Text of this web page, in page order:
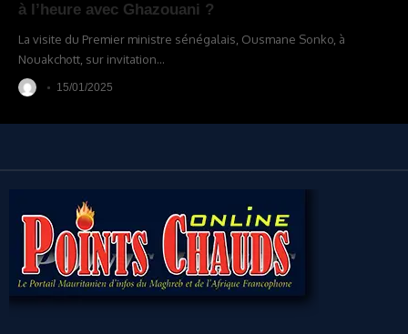
à l’heure avec Ghazouani ?
La visite du Premier ministre sénégalais, Ousmane Sonko, à
Nouakchott, sur invitation…
15/01/2025